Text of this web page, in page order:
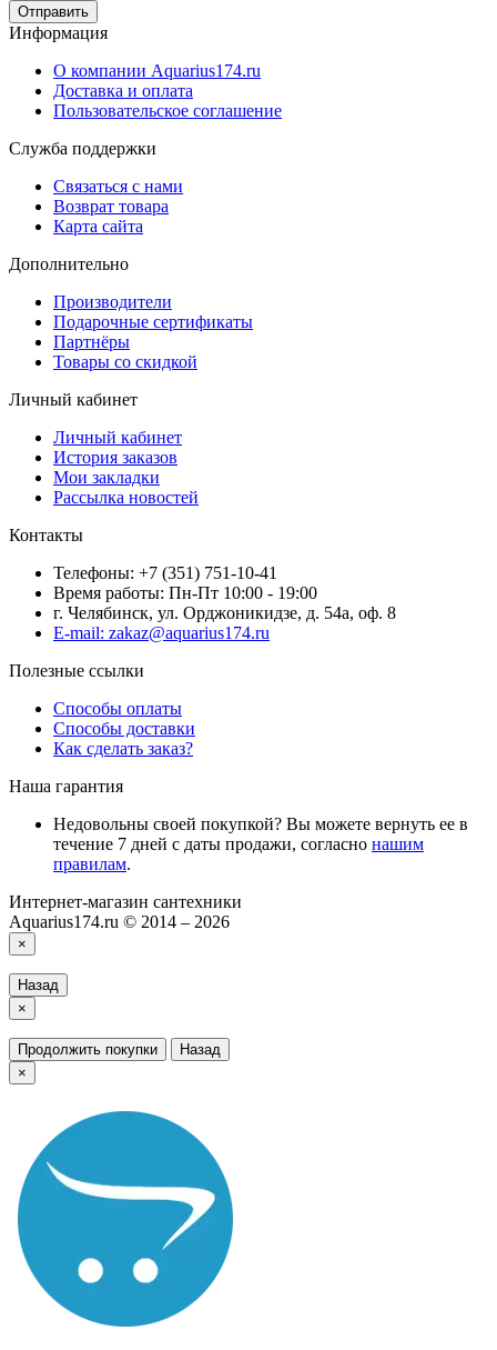
Отправить
Информация
О компании Aquarius174.ru
Доставка и оплата
Пользовательское соглашение
Служба поддержки
Связаться с нами
Возврат товара
Карта сайта
Дополнительно
Производители
Подарочные сертификаты
Партнёры
Товары со скидкой
Личный кабинет
Личный кабинет
История заказов
Мои закладки
Рассылка новостей
Контакты
Телефоны: +7 (351) 751-10-41
Время работы: Пн-Пт 10:00 - 19:00
г. Челябинск, ул. Орджоникидзе, д. 54а, оф. 8
E-mail: zakaz@aquarius174.ru
Полезные ссылки
Способы оплаты
Способы доставки
Как сделать заказ?
Наша гарантия
Недовольны своей покупкой? Вы можете вернуть ее в
течение 7 дней с даты продажи, согласно нашим
правилам.
Интернет-магазин сантехники
Aquarius174.ru © 2014 – 2026
×
Назад
×
Продолжить покупки
Назад
×